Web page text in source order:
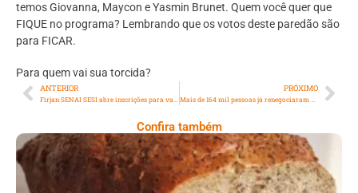
temos Giovanna, Maycon e Yasmin Brunet. Quem você quer que
FIQUE no programa? Lembrando que os votos deste paredão são
para FICAR.
Para quem vai sua torcida?
ANTERIOR
Firjan SENAI SESI abre inscrições para vagas gratuitas em cursos de tecnologia digital
PRÓXIMO
Mais de 164 mil pessoas já renegociaram dívidas do Fies
Confira também